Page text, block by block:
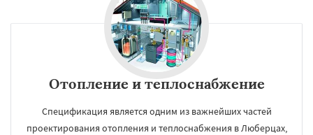
Отопление и теплоснабжение
Спецификация является одним из важнейших частей
проектирования отопления и теплоснабжения в Люберцах,